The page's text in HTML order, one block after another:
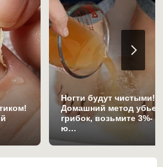
Ногти будут чистыми!
Домашний метод убьет
грибок, возьмите 3%-
ю…